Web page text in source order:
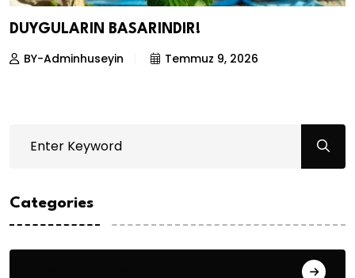
DUYGULARIN BASARINDIR!
BY-Adminhuseyin Temmuz 9, 2026
Categories